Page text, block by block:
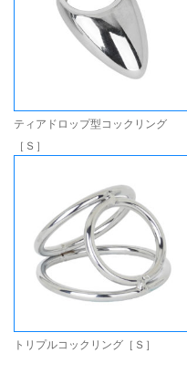
ティアドロップ型コックリング
［Ｓ］
トリプルコックリング［Ｓ］